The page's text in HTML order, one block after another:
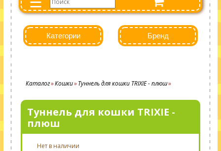
Категории Бренд
Каталог Кошки Туннель для кошки TRIXIE - плюш
Туннель для кошки TRIXIE -
плюш
Нет в наличии